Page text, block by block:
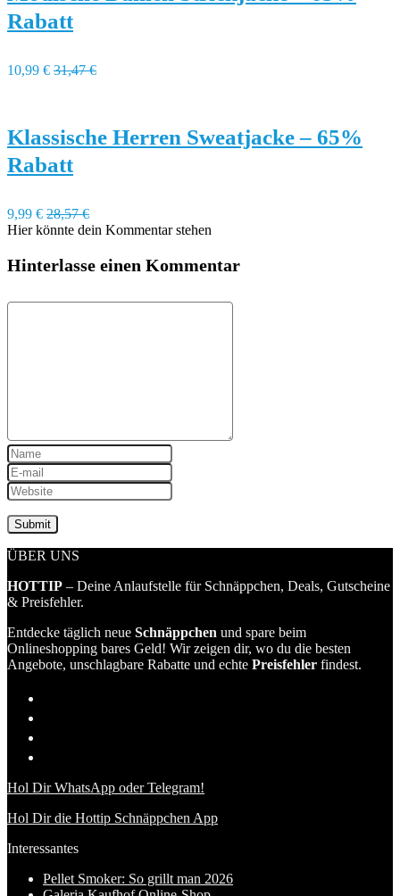
Rabatt
10,99 € 31,47 €
Klassische Herren Sweatjacke – 65%
Rabatt
9,99 € 28,57 €
Hier könnte dein Kommentar stehen
Hinterlasse einen Kommentar
ÜBER UNS
HOTTIP – Deine Anlaufstelle für Schnäppchen, Deals, Gutscheine
& Preisfehler.
Entdecke täglich neue Schnäppchen und spare beim
Onlineshopping bares Geld! Wir zeigen dir, wo du die besten
Angebote, unschlagbare Rabatte und echte Preisfehler findest.
Hol Dir WhatsApp oder Telegram!
Hol Dir die Hottip Schnäppchen App
Interessantes
Pellet Smoker: So grillt man 2026